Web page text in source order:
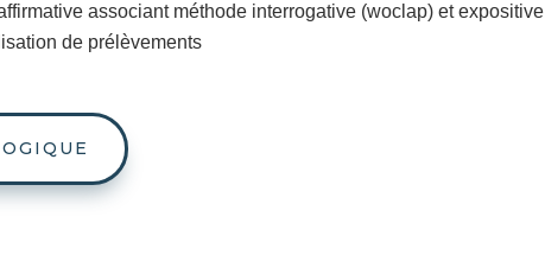
associant méthode interrogative (woclap) et expositive
de prélèvements